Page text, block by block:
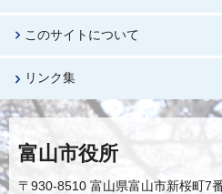
このサイトについて
リンク集
富山市役所
〒930-8510 富山県富山市新桜町